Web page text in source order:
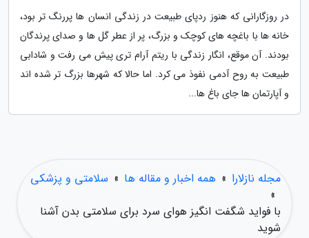
در روزگارانی که هنوز ردپای طبیعت در زندگی انسان ها پررنگ تر بود،
خانه ها با باغچه های کوچک و بزرگ، پر از عطر گل ها و صدای پرندگان
بودند. آن موقع، انگار زندگی با ریتم آرام تری پیش می رفت و شادابی
طبیعت به روح آدمی نفوذ می کرد. اما حالا که شهرها بزرگ تر شده اند
و آپارتمان ها جای باغ ها...
مجله نازلارا » همه اخبار و مقاله ها » سلامتی و پزشکی
»
با فواید شگفت انگیز هوای سرد برای سلامتی بدن آشنا
شوید